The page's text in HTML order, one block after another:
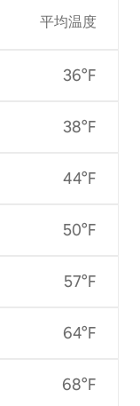
平均温度
36°F
38°F
44°F
50°F
57°F
64°F
68°F